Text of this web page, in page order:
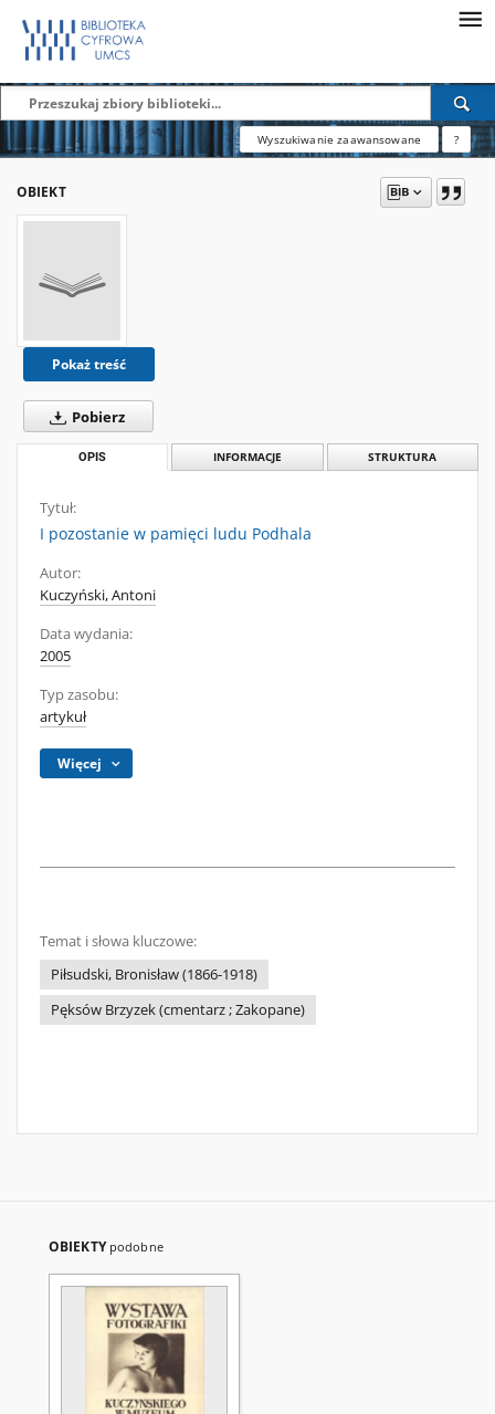
Wyszukiwanie zaawansowane ?
OBIEKT
Pokaż treść
Pobierz
OPIS INFORMACJE STRUKTURA
Tytuł:
I pozostanie w pamięci ludu Podhala
Autor:
Kuczyński, Antoni
Data wydania:
2005
Typ zasobu:
artykuł
Więcej
Temat i słowa kluczowe:
Piłsudski, Bronisław (1866-1918)
Pęksów Brzyzek (cmentarz ; Zakopane)
OBIEKTY podobne